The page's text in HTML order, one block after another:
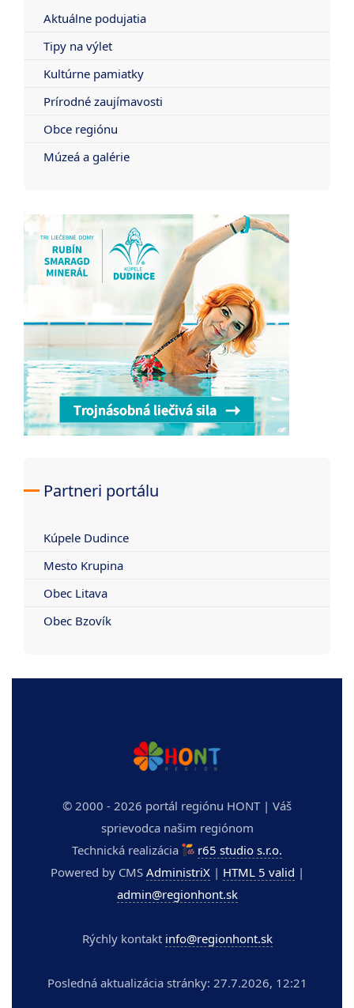
Aktuálne podujatia
Tipy na výlet
Kultúrne pamiatky
Prírodné zaujímavosti
Obce regiónu
Múzeá a galérie
Partneri portálu
Kúpele Dudince
Mesto Krupina
Obec Litava
Obec Bzovík
© 2000 - 2026 portál regiónu HONT | Váš
sprievodca našim regiónom
Technická realizácia
r65 studio s.r.o.
Powered by CMS AdministriX| HTML 5 valid |
admin@regionhont.sk
Rýchly kontakt info@regionhont.sk
Posledná aktualizácia stránky: 27.7.2026, 12:21